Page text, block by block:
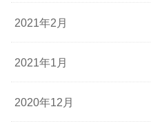
2021年2月
2021年1月
2020年12月